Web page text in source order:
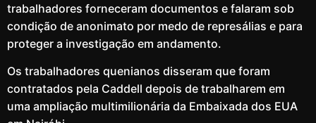
trabalhadores forneceram documentos e falaram sob
condição de anonimato por medo de represálias e para
proteger a investigação em andamento.
Os trabalhadores quenianos disseram que foram
contratados pela Caddell depois de trabalharem em
uma ampliação multimilionária da Embaixada dos EUA